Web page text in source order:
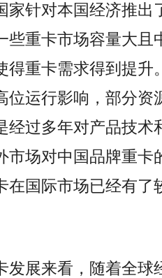
家针对本国经济推出
些重卡市场容量大且
得重卡需求得到提升
位运行影响，部分资
经过多年对产品技术
市场对中国品牌重卡
在国际市场已经有了
发展来看，随着全球